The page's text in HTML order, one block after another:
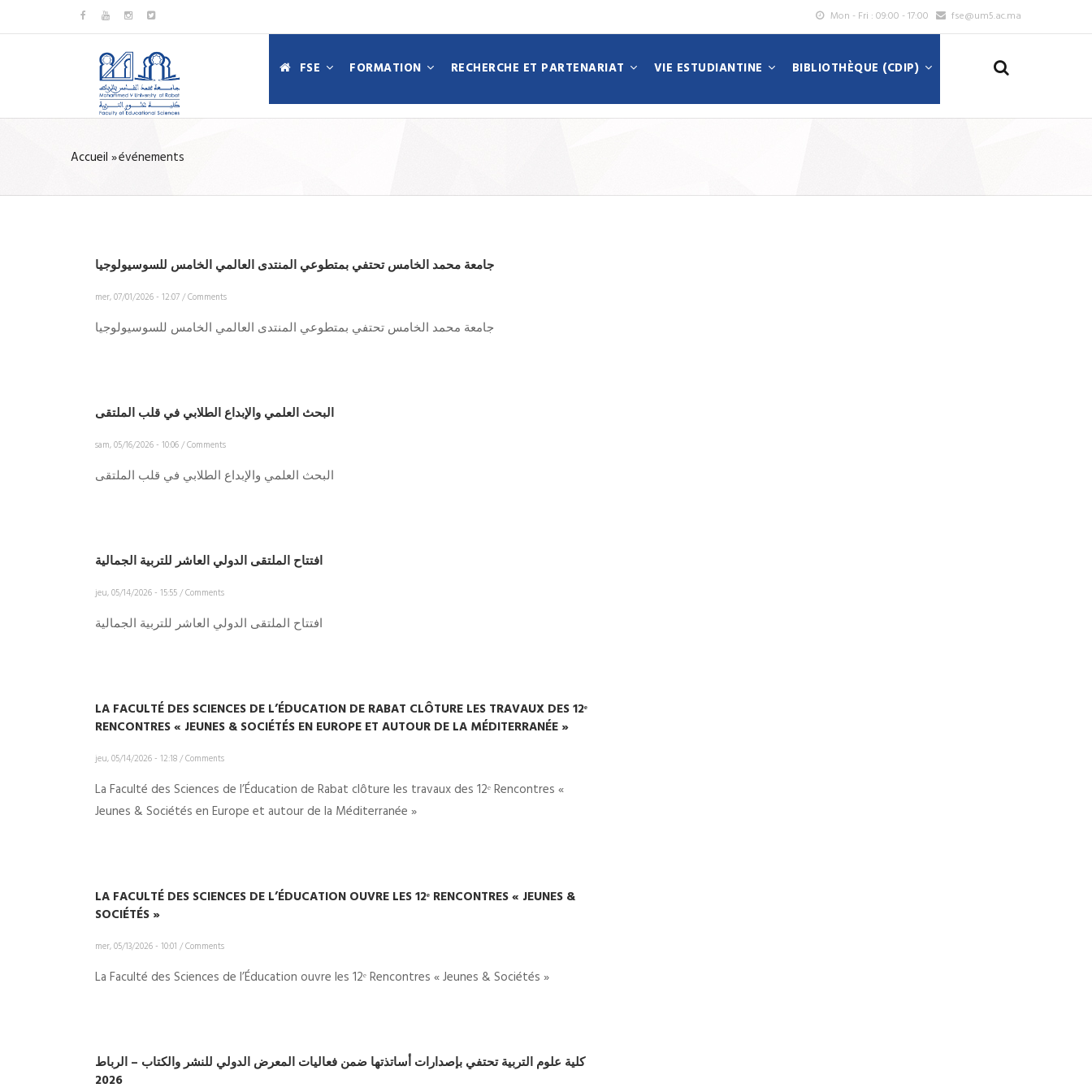
au
Mon - Fri : 09:00 - 17:00 fse@um5.ac.ma
NAVIGATION
FSE FORMATION RECHERCHE ET PARTENARIAT VIE ESTUDIANTINE BIBLIOTHÈQUE (CDIP)
FIL
Accueil »événements
جامعة محمد الخامس تحتفي بمتطوعي المنتدى العالمي الخامس للسوسيولوجيا
mer, 07/01/2026 - 12:07/Comments
جامعة محمد الخامس تحتفي بمتطوعي المنتدى العالمي الخامس للسوسيولوجيا
البحث العلمي والإبداع الطلابي في قلب الملتقى
sam, 05/16/2026 - 10:06/Comments
البحث العلمي والإبداع الطلابي في قلب الملتقى
افتتاح الملتقى الدولي العاشر للتربية الجمالية
jeu, 05/14/2026 - 15:55/Comments
افتتاح الملتقى الدولي العاشر للتربية الجمالية
LA FACULTÉ DES SCIENCES DE L’ÉDUCATION DE RABAT CLÔTURE LES TRAVAUX DES 12ᵉ
RENCONTRES « JEUNES & SOCIÉTÉS EN EUROPE ET AUTOUR DE LA MÉDITERRANÉE »
jeu, 05/14/2026 - 12:18/Comments
La Faculté des Sciences de l’Éducation de Rabat clôture les travaux des 12ᵉ Rencontres «
Jeunes & Sociétés en Europe et autour de la Méditerranée »
LA FACULTÉ DES SCIENCES DE L’ÉDUCATION OUVRE LES 12ᵉ RENCONTRES « JEUNES &
SOCIÉTÉS »
mer, 05/13/2026 - 10:01 /Comments
La Faculté des Sciences de l’Éducation ouvre les 12ᵉ Rencontres « Jeunes & Sociétés »
كلية علوم التربية تحتفي بإصدارات أساتذتها ضمن فعاليات المعرض الدولي للنشر والكتاب – الرباط
2026